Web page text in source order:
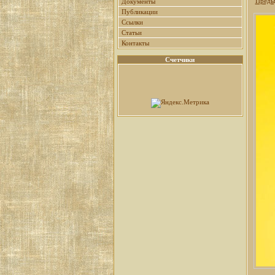
Публикации
Ссылки
Статьи
Контакты
Счетчики